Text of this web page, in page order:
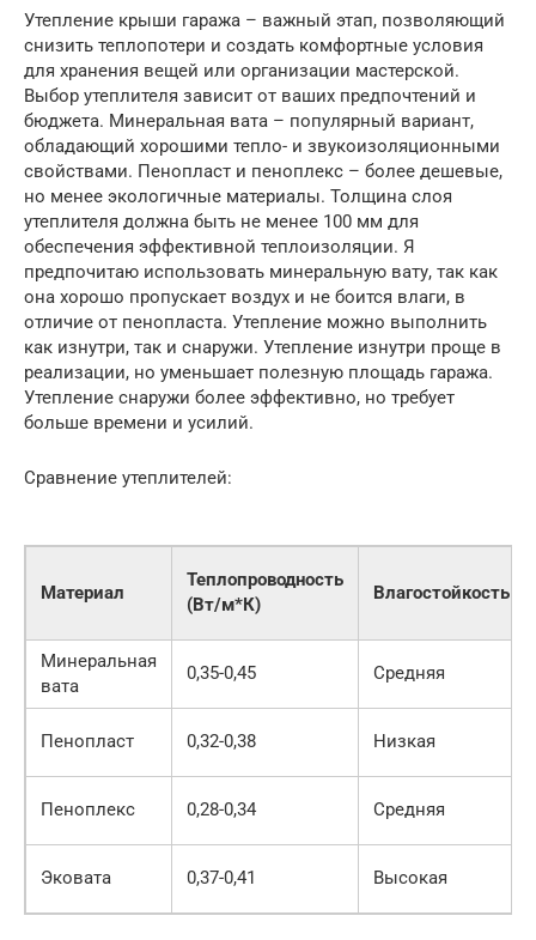
Утепление крыши гаража – важный этап, позволяющий
снизить теплопотери и создать комфортные условия
для хранения вещей или организации мастерской.
Выбор утеплителя зависит от ваших предпочтений и
бюджета. Минеральная вата – популярный вариант,
обладающий хорошими тепло- и звукоизоляционными
свойствами. Пенопласт и пеноплекс – более дешевые,
но менее экологичные материалы. Толщина слоя
утеплителя должна быть не менее 100 мм для
обеспечения эффективной теплоизоляции. Я
предпочитаю использовать минеральную вату, так как
она хорошо пропускает воздух и не боится влаги, в
отличие от пенопласта. Утепление можно выполнить
как изнутри, так и снаружи. Утепление изнутри проще в
реализации, но уменьшает полезную площадь гаража.
Утепление снаружи более эффективно, но требует
больше времени и усилий.
Сравнение утеплителей:
Материал
Теплопроводность
(Вт/м*К)
Влагостойкость
Минеральная
вата
0,35-0,45 Средняя
Пенопласт 0,32-0,38 Низкая
Пеноплекс 0,28-0,34 Средняя
Эковата 0,37-0,41 Высокая